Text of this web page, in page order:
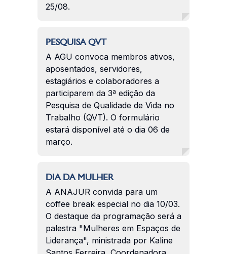
25/08.
PESQUISA QVT
A AGU convoca membros ativos,
aposentados, servidores,
estagiários e colaboradores a
participarem da 3ª edição da
Pesquisa de Qualidade de Vida no
Trabalho (QVT). O formulário
estará disponível até o dia 06 de
março.
DIA DA MULHER
A ANAJUR convida para um
coffee break especial no dia 10/03.
O destaque da programação será a
palestra "Mulheres em Espaços de
Liderança", ministrada por Kaline